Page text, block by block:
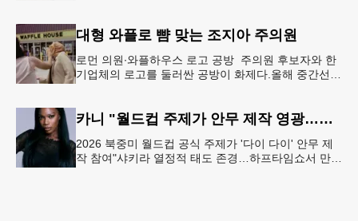
대형 와플로 뺨 맞는 조지아 주의원
로먼 의원∙와플하우스 로고 공방 주의원 후보자와 한
기업체의 로고를 둘러싼 공방이 화제다.올해 중간선거
카니 "월드컵 주제가 안무 제작 영광…춤은 국경 없는 언어"
2026 북중미 월드컵 공식 주제가 '다이 다이' 안무 제
작 참여"샤키라 열정적 태도 존경…하프타임쇼서 만난